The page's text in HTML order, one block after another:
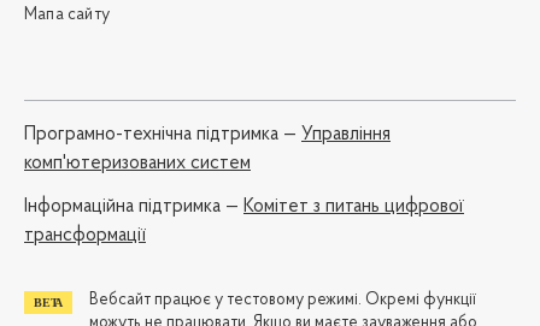
Мапа сайту
Програмно-технічна підтримка — Управління
комп'ютеризованих систем
Iнформаційна підтримка — Комітет з питань цифрової
трансформації
Вебсайт працює у тестовому режимі. Окремі функції